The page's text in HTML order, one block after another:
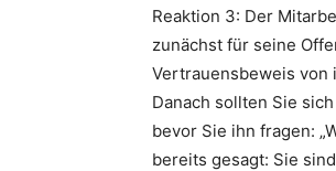
Reaktion 3: Der
zunächst für seine
Vertrauensbeweis von
Danach sollten Sie
bevor Sie ihn fragen:
bereits gesagt: Sie